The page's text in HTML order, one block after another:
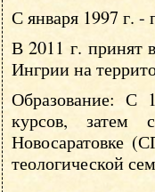
С января 1997 г.
В 2011 г. принят
Ингрии на
Образование: С
курсов, затем
Новосаратовке
теологической